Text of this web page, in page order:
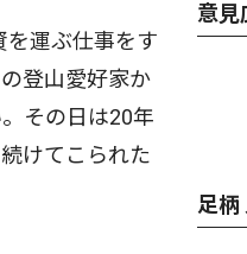
運ぶ仕事をす
登山愛好家か
その日は20年
けてこられた
意見
足柄